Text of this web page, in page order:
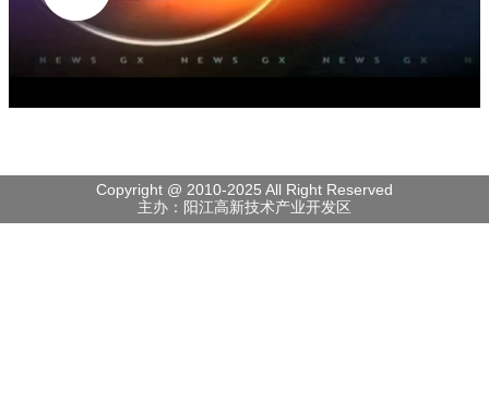
Copyright @ 2010-2025 All Right Reserved
主办：阳江高新技术产业开发区